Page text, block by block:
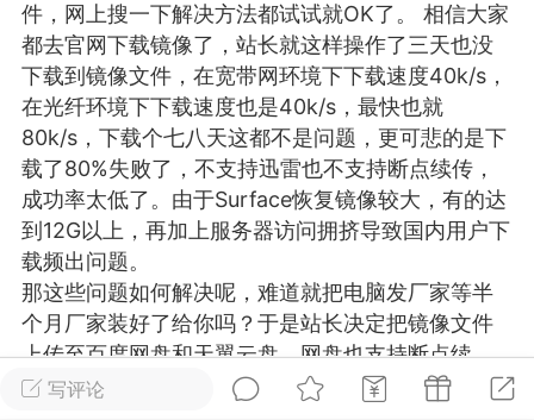
问答 闲谈 官方
任务 排行 历史
网络
VIP 7
29 21:24
电脑端
Laptop Go 2镜像
网盘下载
Laptop Go 2 i5/8/128 – Windows
写评论
件，网上搜一下解决方法都试试就OK了。 相信大家
都去官网下载镜像了，站长就这样操作了三天也没
下载到镜像文件，在宽带网环境下下载速度40k/s，
在光纤环境下下载速度也是40k/s，最快也就
80k/s，下载个七八天这都不是问题，更可悲的是下
载了80%失败了，不支持迅雷也不支持断点续传，
成功率太低了。由于Surface恢复镜像较大，有的达
到12G以上，再加上服务器访问拥挤导致国内用户下
载频出问题。
那这些问题如何解决呢，难道就把电脑发厂家等半
个月厂家装好了给你吗？于是站长决定把镜像文件
上传至百度网盘和天翼云盘，网盘也支持断点续
传，这方便了不少网友，欢迎大家下载使用！ 站长